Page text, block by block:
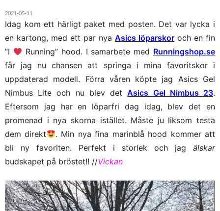
2021-05-11
Idag kom ett härligt paket med posten. Det var lycka i
en kartong, med ett par nya Asics löparskor och en fin
”I
Running” hood. I samarbete med Runningshop.se
får jag nu chansen att springa i mina favoritskor i
uppdaterad modell. Förra våren köpte jag Asics Gel
Nimbus Lite och nu blev detAsics Gel Nimbus 23.
Eftersom jag har en löparfri dag idag, blev det en
promenad i nya skorna istället. Måste ju liksom testa
dem direkt
. Min nya fina marinblå hood kommer att
bli ny favoriten. Perfekt i storlek och jag älskar
budskapet på bröstet!! //Vickan